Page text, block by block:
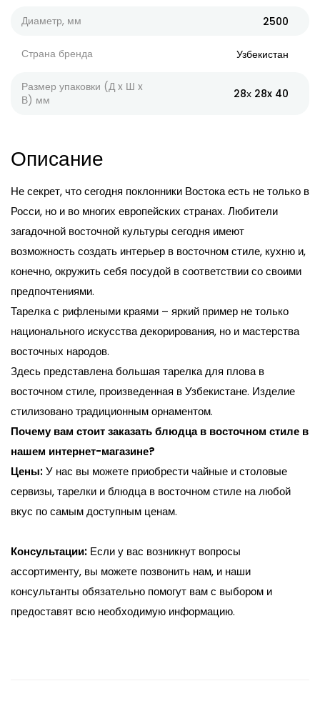
Диаметр, мм 2500
Страна бренда Узбекистан
Размер упаковки (Д x Ш x
В) мм
28х 28x 40
Описание
Не секрет, что сегодня поклонники Востока есть не только в
Росси, но и во многих европейских странах. Любители
загадочной восточной культуры сегодня имеют
возможность создать интерьер в восточном стиле, кухню и,
конечно, окружить себя посудой в соответствии со своими
предпочтениями.
Тарелка с рифлеными краями – яркий пример не только
национального искусства декорирования, но и мастерства
восточных народов.
Здесь представлена большая тарелка для плова в
восточном стиле, произведенная в Узбекистане. Изделие
стилизовано традиционным орнаментом.
Почему вам стоит заказать блюдца в восточном стиле в
нашем интернет-магазине?
Цены:У нас вы можете приобрести чайные и столовые
сервизы, тарелки и блюдца в восточном стиле на любой
вкус по самым доступным ценам.
Консультации:Если у вас возникнут вопросы
ассортименту, вы можете позвонить нам, и наши
консультанты обязательно помогут вам с выбором и
предоставят всю необходимую информацию.